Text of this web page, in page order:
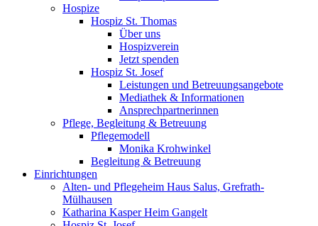
Hospize
Hospiz St. Thomas
Über uns
Hospizverein
Jetzt spenden
Hospiz St. Josef
Leistungen und Betreuungsangebote
Mediathek & Informationen
Ansprechpartnerinnen
Pflege, Begleitung & Betreuung
Pflegemodell
Monika Krohwinkel
Begleitung & Betreuung
Einrichtungen
Alten- und Pflegeheim Haus Salus, Grefrath-
Mülhausen
Katharina Kasper Heim Gangelt